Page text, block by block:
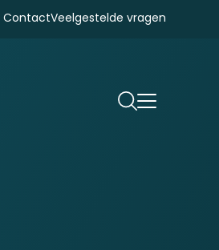
ContactVeelgestelde vragen